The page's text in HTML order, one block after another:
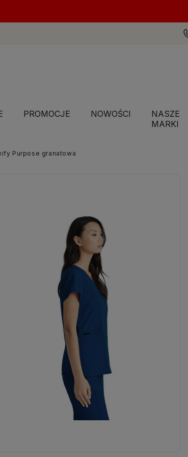
PROMOCJE NOWOŚCI
NASZE
MARKI
Purpose granatowa